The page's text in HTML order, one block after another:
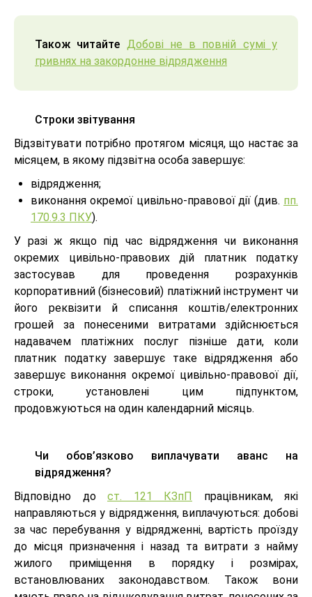
Також читайте Добові не в повній сумі у
гривнях на закордонне відрядження
Строки звітування
Відзвітувати потрібно протягом місяця, що настає за
місяцем, в якому підзвітна особа завершує:
відрядження;
виконання окремої цивільно-правової дії (див. пп.
170.9.3 ПКУ).
У разі ж якщо під час відрядження чи виконання
окремих цивільно-правових дій платник податку
застосував для проведення розрахунків
корпоративний (бізнесовий) платіжний інструмент чи
його реквізити й списання коштів/електронних
грошей за понесеними витратами здійснюється
надавачем платіжних послуг пізніше дати, коли
платник податку завершує таке відрядження або
завершує виконання окремої цивільно-правової дії,
строки, установлені цим підпунктом,
продовжуються на один календарний місяць.
Чи обов’язково виплачувати аванс на
відрядження?
Відповідно до ст. 121 КЗпП працівникам, які
направляються у відрядження, виплачуються: добові
за час перебування у відрядженні, вартість проїзду
до місця призначення і назад та витрати з найму
жилого приміщення в порядку і розмірах,
встановлюваних законодавством. Також вони